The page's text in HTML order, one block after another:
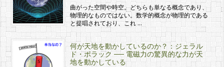
曲がった空間や時空。どちらも単なる概念であり、
物理的なものではない。数学的概念が物理的である
と提唱されており、これ …
何が天地を動かしているのか？：ジェラル
ド・ポラック ── 電磁力の驚異的な力が天
地を動かしている